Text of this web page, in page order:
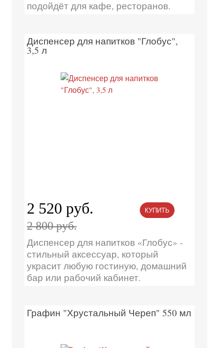
подойдёт для кафе, ресторанов.
Диспенсер для напитков "Глобус",
3,5 л
2 520 руб.
2 800 руб.
КУПИТЬ
Диспенсер для напитков «Глобус» -
стильный аксессуар, который
украсит любую гостиную, домашний
бар или рабочий кабинет.
Графин "Хрустальный Череп" 550 мл